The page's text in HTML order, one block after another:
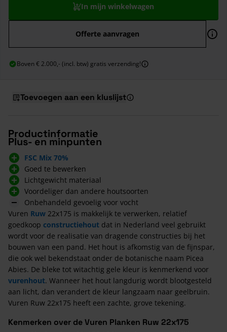
In mijn winkelwagen
Offerte aanvragen
Boven € 2.000,- (incl. btw) gratis verzending!
Toevoegen aan een kluslijst
Productinformatie
Plus- en minpunten
FSC Mix 70%
Goed te bewerken
Lichtgewicht materiaal
Voordeliger dan andere houtsoorten
Onbehandeld gevoelig voor vocht
Vuren Ruw 22x175 is makkelijk te verwerken, relatief
goedkoop constructiehout dat in Nederland veel gebruikt
wordt voor de realisatie van dragende constructies bij het
bouwen van een pand. Het hout is afkomstig van de fijnspar,
die ook wel bekendstaat onder de botanische naam Picea
Abies. De bleke tot witachtig gele kleur is kenmerkend voor
vurenhout. Wanneer het hout langdurig wordt blootgesteld
aan licht, dan verandert de kleur langzaam naar geelbruin.
Vuren Ruw 22x175 heeft een zachte, grove tekening.
Kenmerken over de Vuren Planken Ruw 22x175